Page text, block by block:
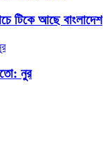
টিকে আছে বাংলাদেশ
নুর